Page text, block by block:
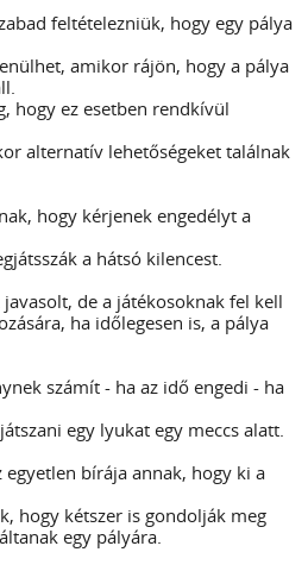
feltételezniük, hogy egy pálya
amikor rájön, hogy a pálya
hogy ez esetben rendkívül
alternatív lehetőségeket találnak
hogy kérjenek engedélyt a
a hátsó kilencest.
de a játékosoknak fel kell
ha időlegesen is, a pálya
számít - ha az idő engedi - ha
egy lyukat egy meccs alatt.
bírája annak, hogy ki a
hogy kétszer is gondolják meg
egy pályára.